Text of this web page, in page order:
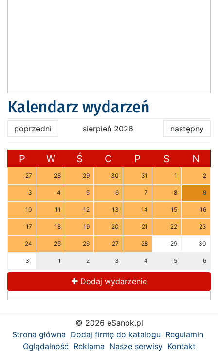
Kalendarz wydarzeń
poprzedni sierpień 2026 następny
P W Ś C P S N
27 28 29 30 31 1 2
3 4 5 6 7 8 9
10 11 12 13 14 15 16
17 18 19 20 21 22 23
24 25 26 27 28 29 30
31 1 2 3 4 5 6
Dodaj wydarzenie
© 2026 eSanok.pl
Strona główna Dodaj firmę do katalogu Regulamin
Oglądalność Reklama Nasze serwisy Kontakt